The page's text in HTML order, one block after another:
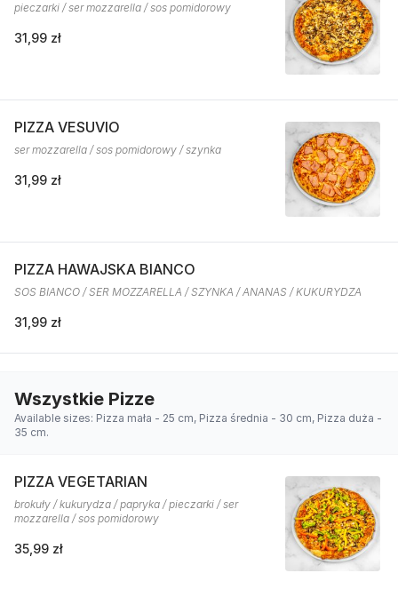
pieczarki / ser mozzarella / sos pomidorowy
31,99 zł
PIZZA VESUVIO
ser mozzarella / sos pomidorowy / szynka
31,99 zł
PIZZA HAWAJSKA BIANCO
SOS BIANCO / SER MOZZARELLA / SZYNKA / ANANAS / KUKURYDZA
31,99 zł
Wszystkie Pizze
Available sizes: Pizza mała - 25 cm, Pizza średnia - 30 cm, Pizza duża -
35 cm.
PIZZA VEGETARIAN
brokuły / kukurydza / papryka / pieczarki / ser
mozzarella / sos pomidorowy
35,99 zł